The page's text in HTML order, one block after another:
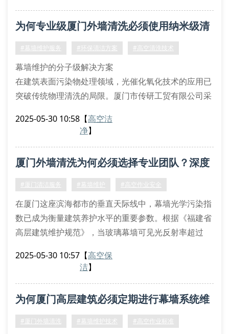
特种作业装备体系解析
公司配置的高空吊篮系统配备双冗余制动装置，作业平
为何专业级厦门外墙清洗必须使用纳米级清
洗剂？
#幕墙维护服务 #环保清洁方案 #高空清洗技术
幕墙维护的分子级解决方案
在建筑表面污染物处理领域，光催化氧化技术的应用已
突破传统物理清洗的局限。厦门市传研工贸有限公司采
子链结构。该工艺通过uv光激发产生羟基自由基，实现
高空作业安全控制体系
双冗余悬挂系统：配备德国tuv认证的钢丝绳防扭转装
实时气象监测：集成风速梯度预警模
2025-05-30 10:58 【高空洁
净】
厦门外墙清洗为何必须选择专业团队？深度
解析高空作业风险管控
#厦门清洁服务 #幕墙维护 #高空作业安全
在厦门这座滨海都市的垂直天际线中，幕墙光学污染指
数已成为衡量建筑养护水平的重要参数。根据《福建省
高层建筑维护规范》，当玻璃幕墙可见光反射率超过
公司采用的三维立体测量法，通过激光测距仪与无人机
高空作业安全体系构建
针对厦门地区特有的海洋性气候，公司研发的氯离子侵
2025-05-30 10:57 【高空保
洁】
为何厦门高层建筑必须定期进行幕墙系统维
护？
#厦门外墙清洗 #幕墙维护技术 #高空作业标准